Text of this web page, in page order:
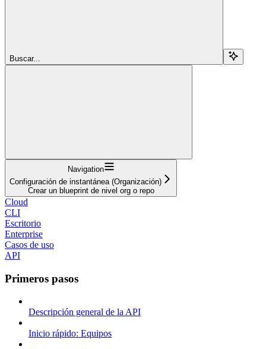
Buscar...
Navigation
Configuración de instantánea (Organización)
Crear un blueprint de nivel org o repo
Cloud
CLI
Escritorio
Enterprise
Casos de uso
API
Primeros pasos
Descripción general de la API
Inicio rápido: Equipos